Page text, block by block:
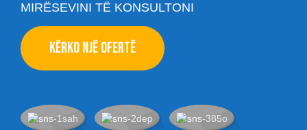
MIRËSEVINI TË KONSULTONI
KËRKO NJË OFERTË